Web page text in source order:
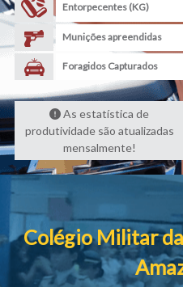
Entorpecentes (KG)
Munições apreendidas
Foragidos Capturados
As estatística de
produtividade são atualizadas
mensalmente!
Colégio Militar